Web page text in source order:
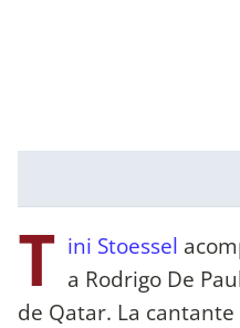
T ini Stoessel
a Rodrigo De
de Qatar. La